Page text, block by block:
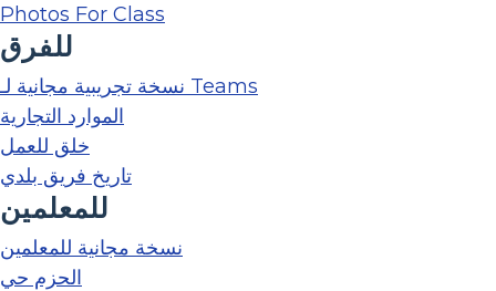
Photos For Class
للفرق
نسخة تجريبية مجانية لـ Teams
الموارد التجارية
خلق للعمل
تاريخ فريق بلدي
للمعلمين
نسخة مجانية للمعلمين
الحزم حي